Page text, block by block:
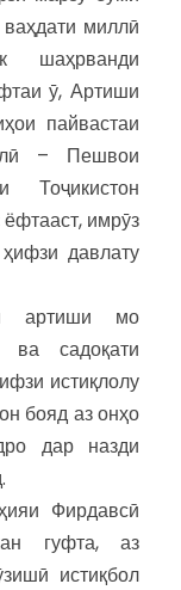
миллӣ
шаҳрванди
ӯ, Артиши
пайвастаи
– Пешвои
Тоҷикистон
имрӯз
давлату
артиши мо
ва садоқати
истиқлолу
бояд аз онҳо
дар назди
Фирдавсӣ
гуфта, аз
истиқбол